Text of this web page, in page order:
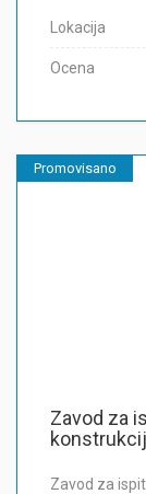
Lokacija
Ocena
Promovisano
Zavod za
Zavod za